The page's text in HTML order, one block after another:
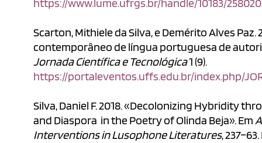
https://www.lume.ufrgs.br/handle/10183/258020
Scarton, Mithiele da Silva, e Demérito Alves Paz.
contemporâneo de língua portuguesa de
Jornada Científica e Tecnológica1 (9).
https://portaleventos.uffs.edu.br/index.php/
Silva, Daniel F. 2018. «Decolonizing Hybridity
and Diaspora in the Poetry of Olinda Beja». Em
Interventions in Lusophone Literatures,